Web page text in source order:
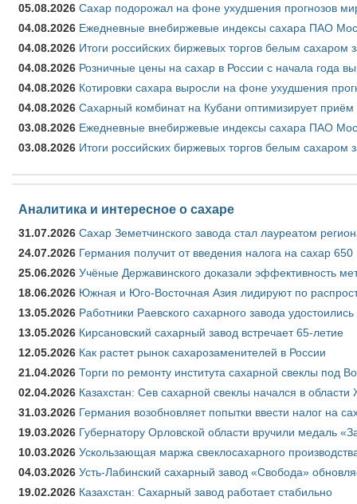
05.08.2026 Сахар подорожал на фоне ухудшения прогнозов
04.08.2026 Ежедневные внебиржевые индексы сахара ПАО
04.08.2026 Итоги российских биржевых торгов белым сахаром
04.08.2026 Розничные цены на сахар в России с начала года
04.08.2026 Котировки сахара выросли на фоне ухудшения
04.08.2026 Сахарный комбинат на Кубани оптимизирует приём
03.08.2026 Ежедневные внебиржевые индексы сахара ПАО
03.08.2026 Итоги российских биржевых торгов белым сахаром
Аналитика и интересное о сахаре
31.07.2026 Сахар Земетчинского завода стал лауреатом
24.07.2026 Германия получит от введения налога на сахар
25.06.2026 Учёные Державинского доказали эффективность
18.06.2026 Южная и Юго-Восточная Азия лидируют по
13.05.2026 Работники Раевского сахарного завода удостоились
13.05.2026 Кирсановский сахарный завод встречает 65-летие
12.05.2026 Как растет рынок сахарозаменителей в России
21.04.2026 Торги по ремонту института сахарной свеклы под
02.04.2026 Казахстан: Сев сахарной свеклы начался в области
31.03.2026 Германия возобновляет попытки ввести налог на
19.03.2026 Губернатору Орловской области вручили медаль
10.03.2026 Ускользающая маржа свеклосахарного
04.03.2026 Усть-Лабинский сахарный завод «Свобода»
19.02.2026 Казахстан: Сахарный завод работает стабильно